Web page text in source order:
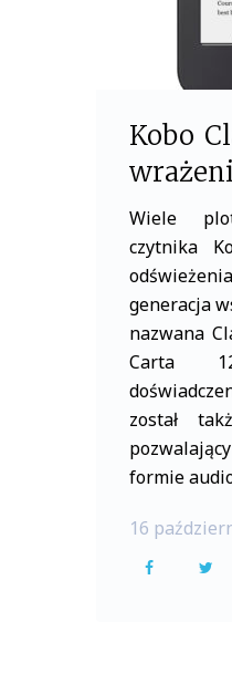
Kobo
Wiele
czytnika
generacja
nazwana
Carta
został
formie
16
F